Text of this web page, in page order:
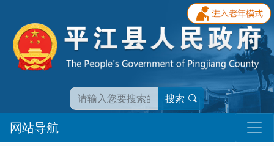
搜索
网站导航